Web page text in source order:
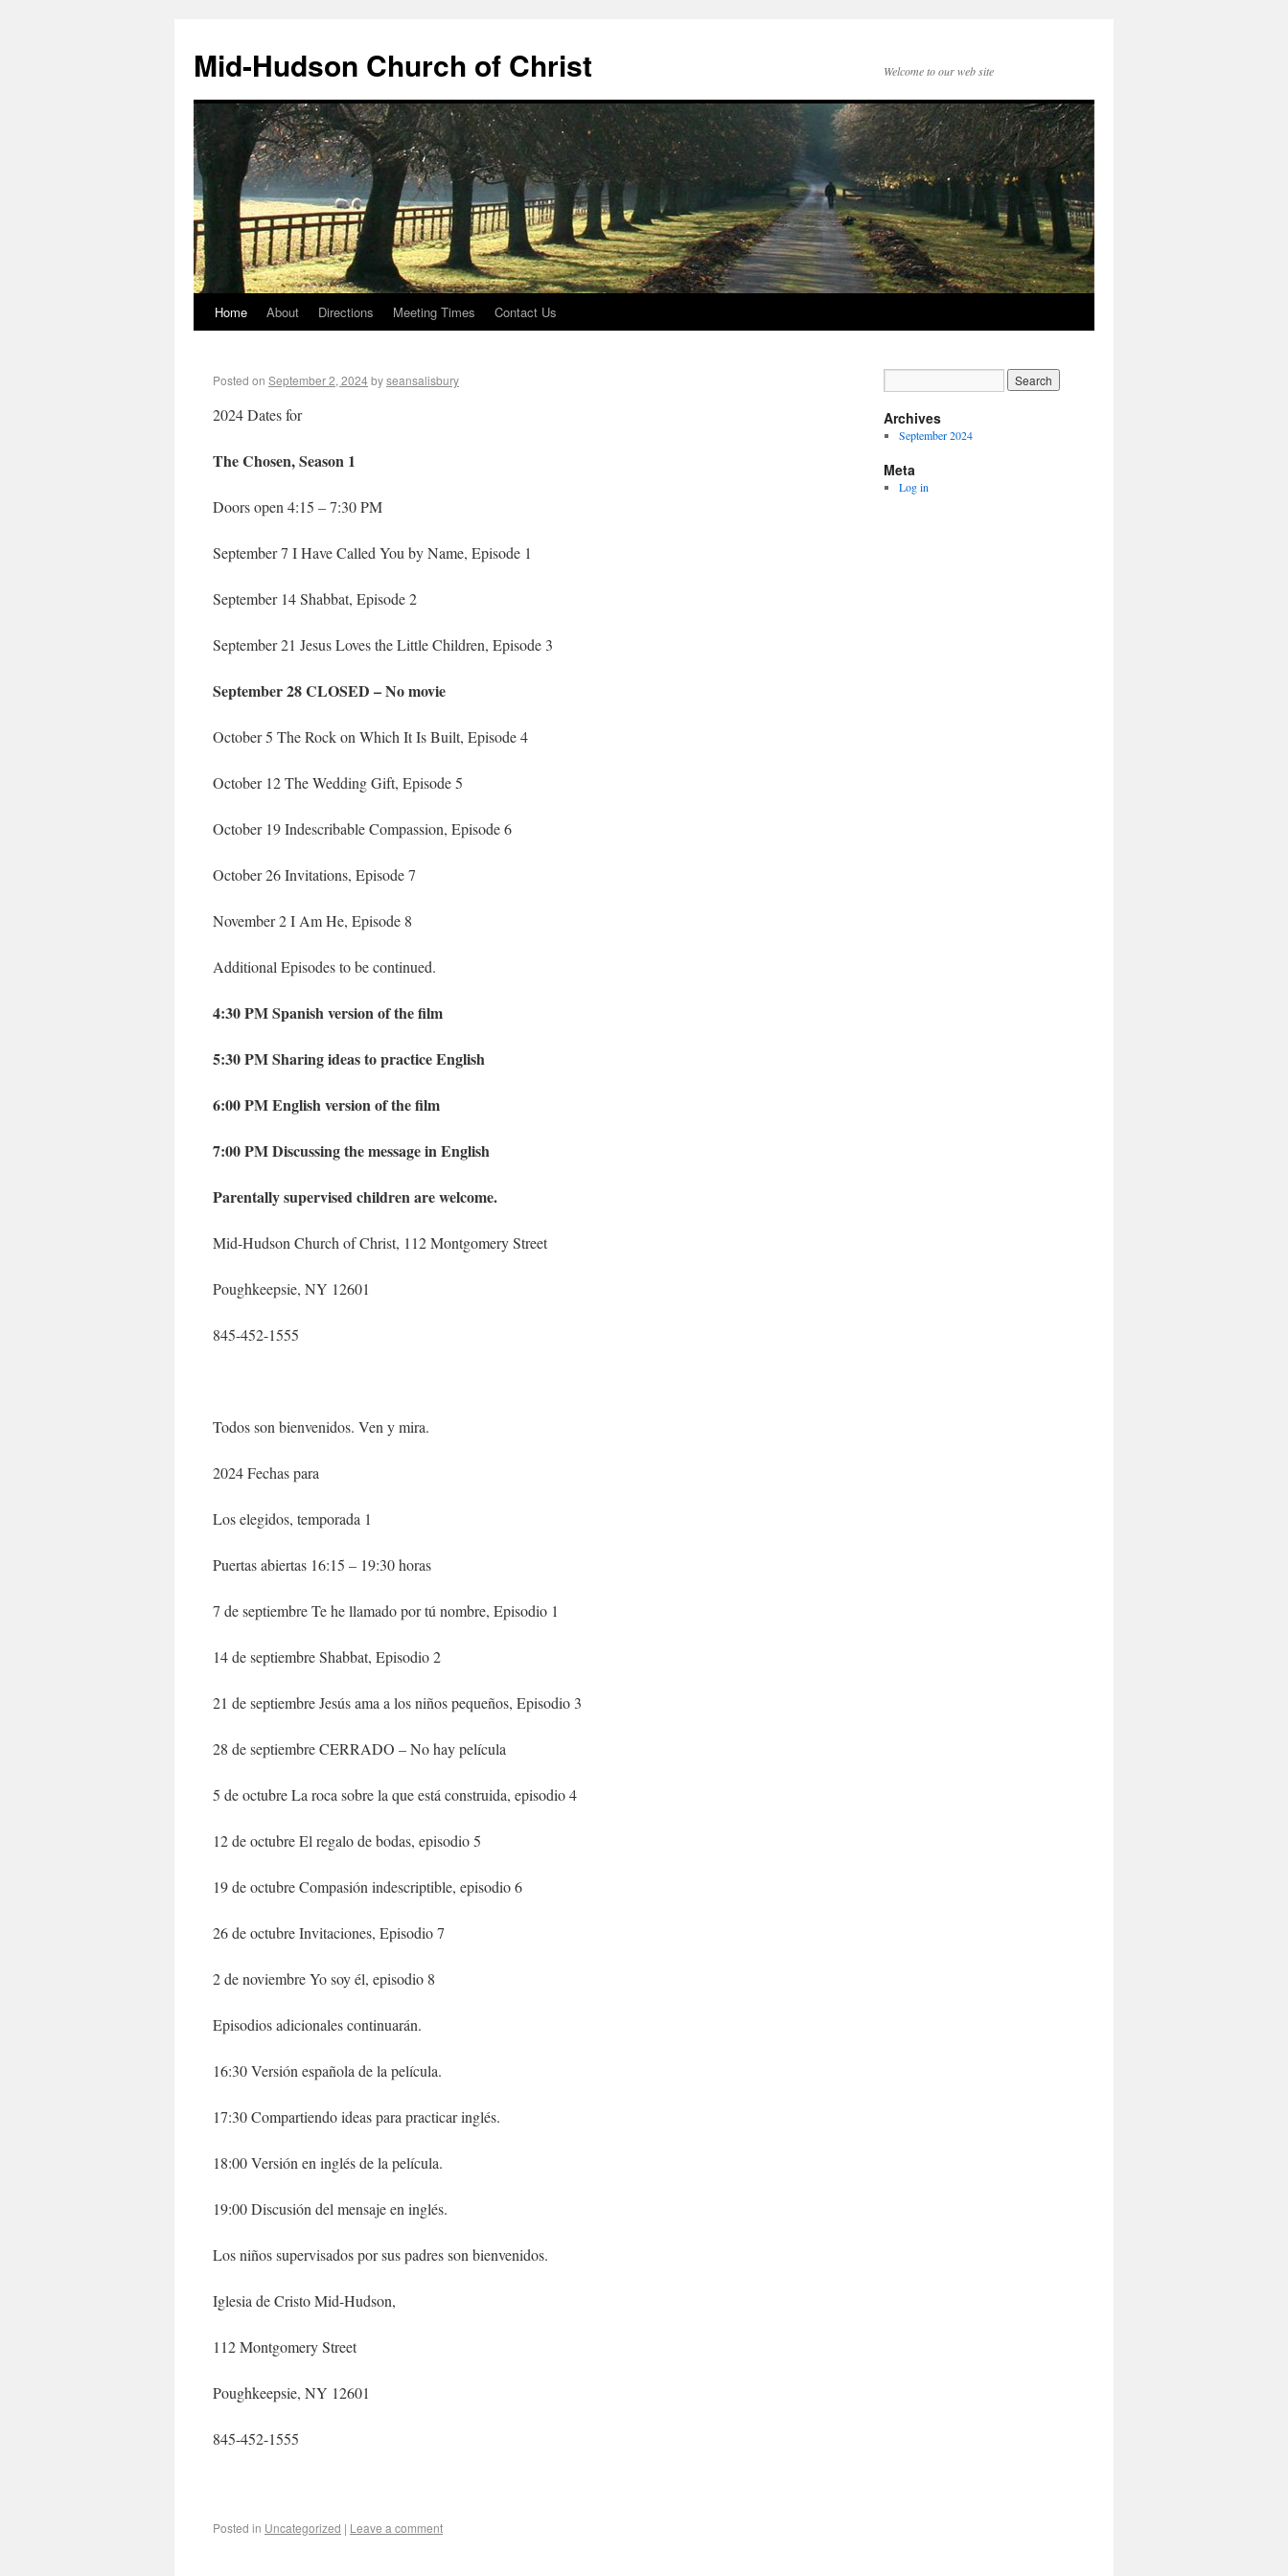
Mid-Hudson Church of Christ Welcome to our web site
Home About Directions Meeting Times Contact Us
Posted on September 2, 2024byseansalisbury
2024 Dates for
The Chosen, Season 1
Doors open 4:15 – 7:30 PM
September 7 I Have Called You by Name, Episode 1
September 14 Shabbat, Episode 2
September 21 Jesus Loves the Little Children, Episode 3
September 28 CLOSED – No movie
October 5 The Rock on Which It Is Built, Episode 4
October 12 The Wedding Gift, Episode 5
October 19 Indescribable Compassion, Episode 6
October 26 Invitations, Episode 7
November 2 I Am He, Episode 8
Additional Episodes to be continued.
4:30 PM Spanish version of the film
5:30 PM Sharing ideas to practice English
6:00 PM English version of the film
7:00 PM Discussing the message in English
Parentally supervised children are welcome.
Mid-Hudson Church of Christ, 112 Montgomery Street
Poughkeepsie, NY 12601
845-452-1555
Todos son bienvenidos. Ven y mira.
2024 Fechas para
Los elegidos, temporada 1
Puertas abiertas 16:15 – 19:30 horas
7 de septiembre Te he llamado por tú nombre, Episodio 1
14 de septiembre Shabbat, Episodio 2
21 de septiembre Jesús ama a los niños pequeños, Episodio 3
28 de septiembre CERRADO – No hay película
5 de octubre La roca sobre la que está construida, episodio 4
12 de octubre El regalo de bodas, episodio 5
19 de octubre Compasión indescriptible, episodio 6
26 de octubre Invitaciones, Episodio 7
2 de noviembre Yo soy él, episodio 8
Episodios adicionales continuarán.
16:30 Versión española de la película.
17:30 Compartiendo ideas para practicar inglés.
18:00 Versión en inglés de la película.
19:00 Discusión del mensaje en inglés.
Los niños supervisados por sus padres son bienvenidos.
Iglesia de Cristo Mid-Hudson,
112 Montgomery Street
Poughkeepsie, NY 12601
845-452-1555
Posted in Uncategorized | Leave a comment
Archives
September 2024
Meta
Log in